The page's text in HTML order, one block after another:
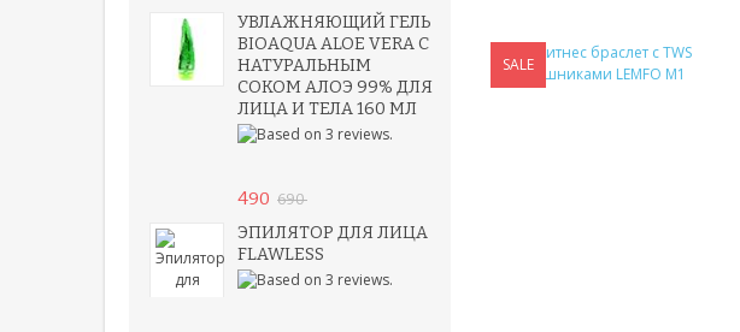
УВЛАЖНЯЮЩИЙ ГЕЛЬ
BIOAQUA ALOE VERA С
НАТУРАЛЬНЫМ
СОКОМ АЛОЭ 99% ДЛЯ
ЛИЦА И ТЕЛА 160 МЛ
490 690
ЭПИЛЯТОР ДЛЯ ЛИЦА
FLAWLESS
SALE